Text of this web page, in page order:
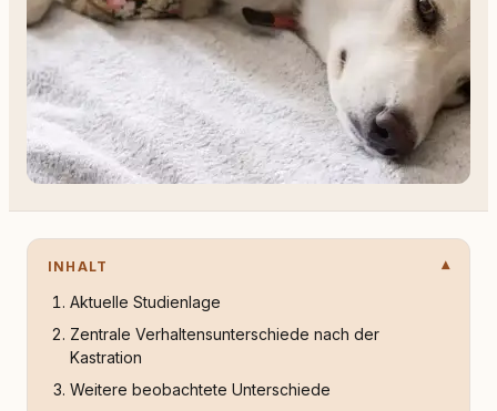
INHALT
Aktuelle Studienlage
Zentrale Verhaltensunterschiede nach der
Kastration
Weitere beobachtete Unterschiede